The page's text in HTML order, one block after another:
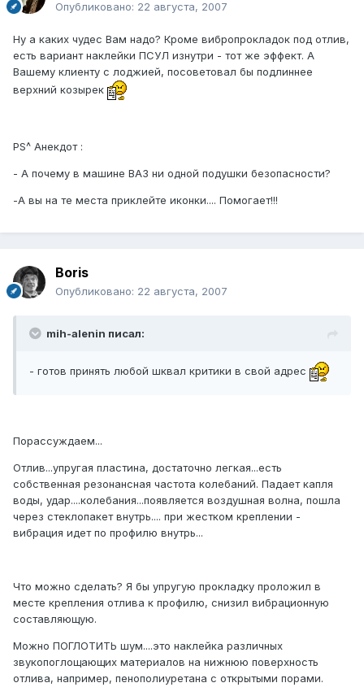
Опубликовано: 22 августа, 2007
Ну а каких чудес Вам надо? Кроме вибропрокладок под отлив,
есть вариант наклейки ПСУЛ изнутри - тот же эффект. А
Вашему клиенту с лоджией, посоветовал бы подлиннее
верхний козырек
PS^ Анекдот :
- А почему в машине ВАЗ ни одной подушки безопасности?
-А вы на те места приклейте иконки.... Помогает!!!
Boris
Опубликовано: 22 августа, 2007
mih-alenin писал:
- готов принять любой шквал критики в свой адрес
Порассуждаем...
Отлив...упругая пластина, достаточно легкая...есть
собственная резонансная частота колебаний. Падает капля
воды, удар....колебания...появляется воздушная волна, пошла
через стеклопакет внутрь.... при жестком креплении -
вибрация идет по профилю внутрь...
Что можно сделать? Я бы упругую прокладку проложил в
месте крепления отлива к профилю, снизил вибрационную
составляющую.
Можно ПОГЛОТИТЬ шум....это наклейка различных
звукопоглощающих материалов на нижнюю поверхность
отлива, например, пенополиуретана с открытыми порами.